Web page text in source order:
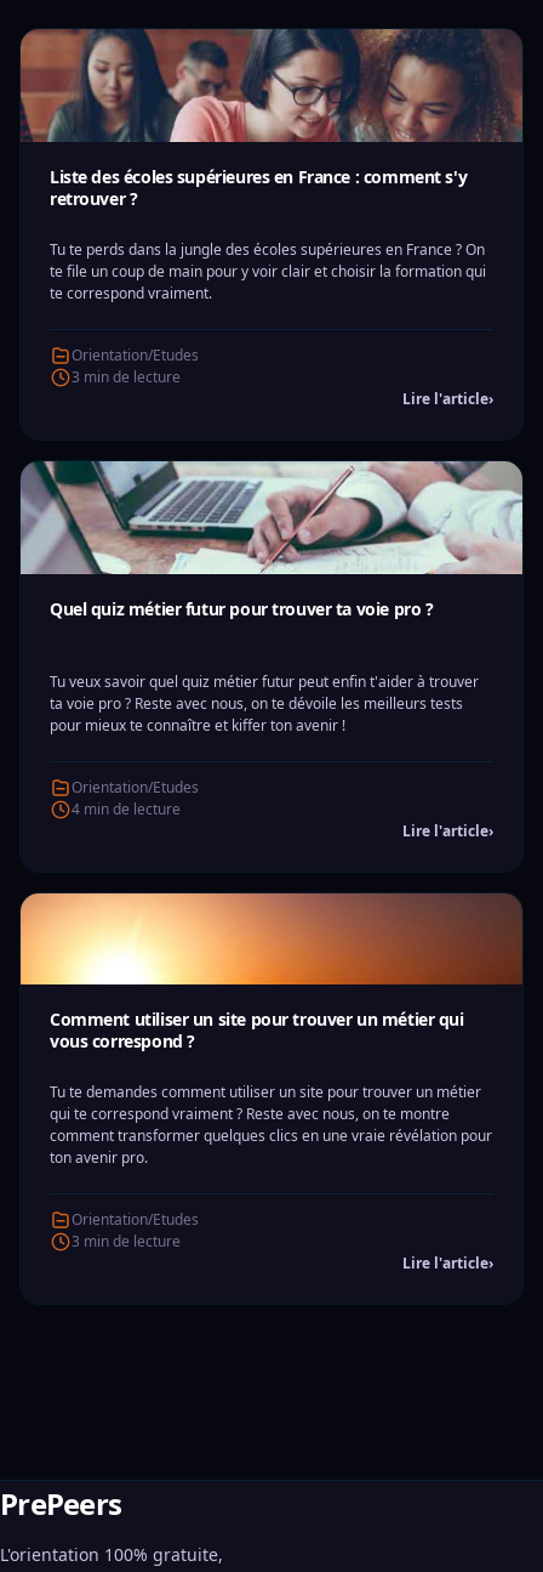
Liste des écoles supérieures en France : comment s'y
retrouver ?
Tu te perds dans la jungle des écoles supérieures en France ? On
te file un coup de main pour y voir clair et choisir la formation qui
te correspond vraiment.
Orientation/Etudes
3 min de lecture
Lire l'article›
Quel quiz métier futur pour trouver ta voie pro ?
Tu veux savoir quel quiz métier futur peut enfin t'aider à trouver
ta voie pro ? Reste avec nous, on te dévoile les meilleurs tests
pour mieux te connaître et kiffer ton avenir !
Orientation/Etudes
4 min de lecture
Lire l'article›
Comment utiliser un site pour trouver un métier qui
vous correspond ?
Tu te demandes comment utiliser un site pour trouver un métier
qui te correspond vraiment ? Reste avec nous, on te montre
comment transformer quelques clics en une vraie révélation pour
ton avenir pro.
Orientation/Etudes
3 min de lecture
Lire l'article›
PrePeers
L'orientation 100% gratuite,